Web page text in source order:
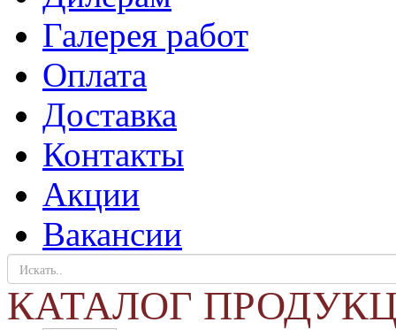
Галерея работ
Оплата
Доставка
Контакты
Акции
Вакансии
КАТАЛОГ